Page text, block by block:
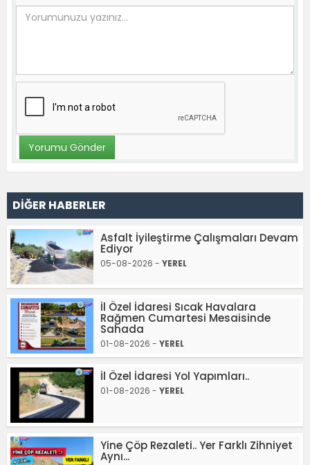
DİĞER HABERLER
Asfalt İyileştirme Çalışmaları Devam
Ediyor
05-08-2026 - YEREL
İl Özel İdaresi Sıcak Havalara
Rağmen Cumartesi Mesaisinde
Sahada
01-08-2026 - YEREL
İl Özel İdaresi Yol Yapımları..
01-08-2026 - YEREL
Yine Çöp Rezaleti.. Yer Farklı Zihniyet
Aynı...